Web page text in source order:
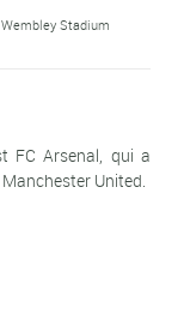
Wembley Stadium
FC Arsenal, qui a
United.